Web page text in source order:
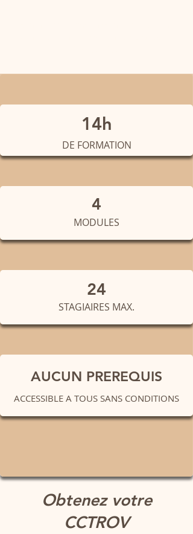
14h
DE FORMATION
4
MODULES
24
STAGIAIRES MAX.
AUCUN PREREQUIS
ACCESSIBLE A TOUS SANS CONDITIONS
Obtenez votre
CCTROV